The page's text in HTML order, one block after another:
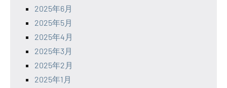
2025年6月
2025年5月
2025年4月
2025年3月
2025年2月
2025年1月